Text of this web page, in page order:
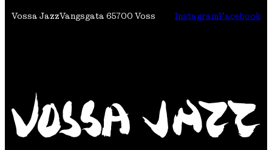
Vossa JazzVangsgata 65700 Voss InstagramFacebook